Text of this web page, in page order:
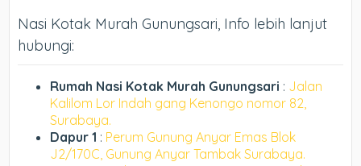
Nasi Kotak Murah Gunungsari, Info lebih lanjut
hubungi:
Rumah Nasi Kotak Murah Gunungsari : Jalan
Kalilom Lor Indah gang Kenongo nomor 82,
Surabaya.
Dapur 1 : Perum Gunung Anyar Emas Blok
J2/170C, Gunung Anyar Tambak Surabaya.